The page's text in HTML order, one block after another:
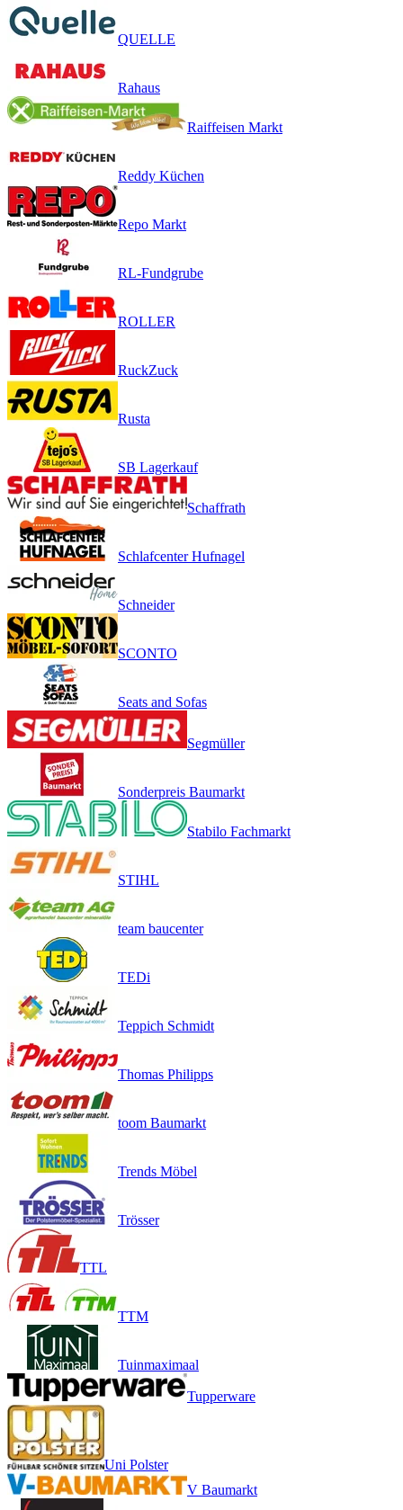
QUELLE
Rahaus
Raiffeisen Markt
Reddy Küchen
Repo Markt
RL-Fundgrube
ROLLER
RuckZuck
Rusta
SB Lagerkauf
Schaffrath
Schlafcenter Hufnagel
Schneider
SCONTO
Seats and Sofas
Segmüller
Sonderpreis Baumarkt
Stabilo Fachmarkt
STIHL
team baucenter
TEDi
Teppich Schmidt
Thomas Philipps
toom Baumarkt
Trends Möbel
Trösser
TTL
TTM
Tuinmaximaal
Tupperware
Uni Polster
V Baumarkt